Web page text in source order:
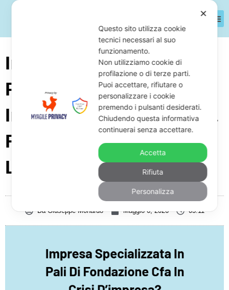
Impresa Specializzata In
Pali Di Fondazione Cfa
In Crisi D’impresa: Cosa
Fare Con Lo Studio
Legale
DaGiuseppe Monardo Maggio 6, 2026 05:11
✕
Questo sito utilizza cookie
tecnici necessari al suo
funzionamento.
Non utilizziamo cookie di
profilazione o di terze parti.
Puoi accettare, rifiutare o
personalizzare i cookie
premendo i pulsanti desiderati.
Chiudendo questa informativa
continuerai senza accettare.
Accetta
Rifiuta
Personalizza